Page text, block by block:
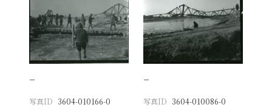
−
写真ID 3604-010166-0
−
写真ID 3604-010086-0